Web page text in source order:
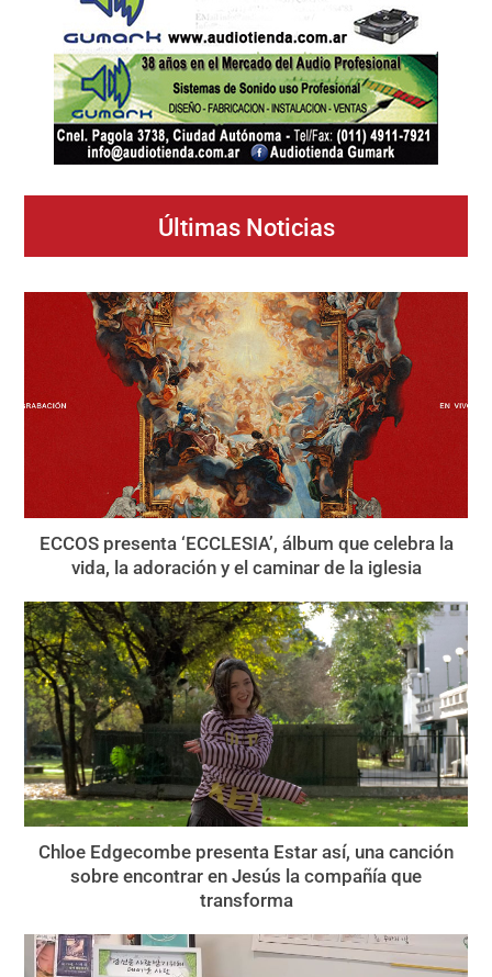
Últimas Noticias
ECCOS presenta ‘ECCLESIA’, álbum que celebra la
vida, la adoración y el caminar de la iglesia
Chloe Edgecombe presenta Estar así, una canción
sobre encontrar en Jesús la compañía que
transforma